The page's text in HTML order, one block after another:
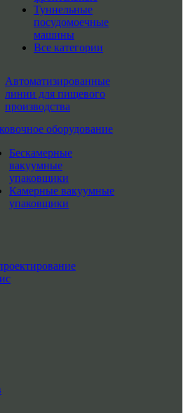
Туннельные
посудомоечные
машины
Все категории
Автоматизированные
линии для пищевого
производства
оборудование
Бескамерные
вакуумные
упаковщики
Камерные вакуумные
упаковщики